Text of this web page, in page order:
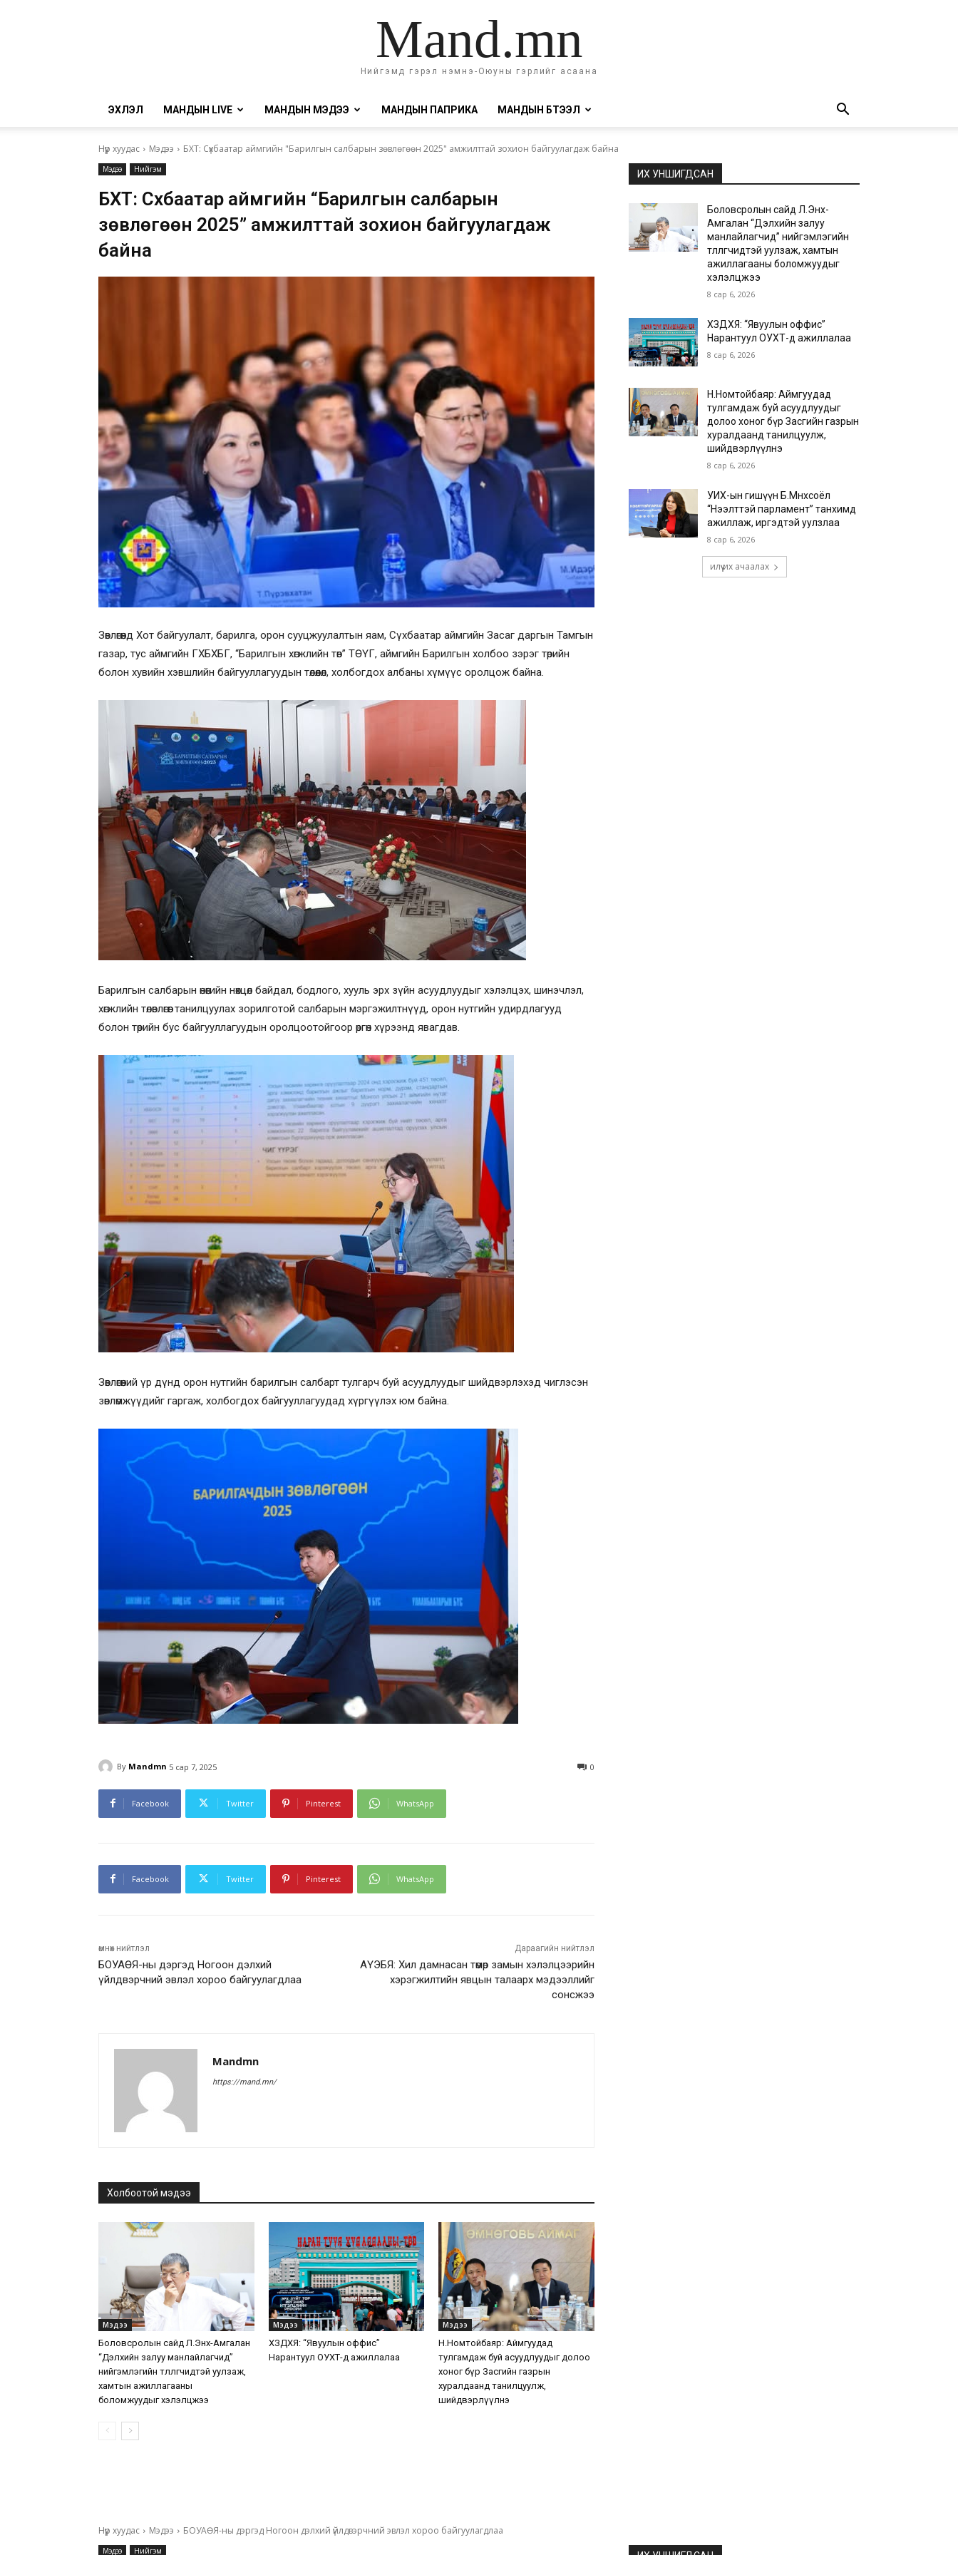
Mand.mn
Нийгэмд гэрэл нэмнэ-Оюуны гэрлийг асаана
ЭХЛЭЛ МАНДЫН LIVE МАНДЫН МЭДЭЭ МАНДЫН ПАПРИКА МАНДЫН БҮТЭЭЛ
Нүүр хуудас Мэдээ БХТ: Сүхбаатар аймгийн "Барилгын салбарын зөвлөгөөн 2025" амжилттай зохион байгуулагдаж байна
Мэдээ Нийгэм
БХТ: Сүхбаатар аймгийн “Барилгын салбарын
зөвлөгөөн 2025” амжилттай зохион байгуулагдаж
байна
Зөвлөгөөнд Хот байгуулалт, барилга, орон сууцжуулалтын яам, Сүхбаатар аймгийн Засаг даргын Тамгын
газар, тус аймгийн ГХБХБГ, “Барилгын хөгжлийн төв” ТӨҮГ, аймгийн Барилгын холбоо зэрэг төрийн
болон хувийн хэвшлийн байгууллагуудын төлөөлөл, холбогдох албаны хүмүүс оролцож байна.
Б️арилгын салбарын өнөөгийн нөхцөл байдал, бодлого, хууль эрх зүйн асуудлуудыг хэлэлцэх, шинэчлэл,
хөгжлийн төлөвлөгөөг танилцуулах зорилготой салбарын мэргэжилтнүүд, орон нутгийн удирдлагууд
болон төрийн бус байгууллагуудын оролцоотойгоор өргөн хүрээнд явагдав.
Зөвлөгөөний үр дүнд орон нутгийн барилгын салбарт тулгарч буй асуудлуудыг шийдвэрлэхэд чиглэсэн
зөвлөмжүүдийг гаргаж, холбогдох байгууллагуудад хүргүүлэх юм байна.
By Mandmn 5 сар 7, 2025 0
Facebook Twitter Pinterest WhatsApp
Facebook Twitter Pinterest WhatsApp
өмнөх нийтлэл
БОУАӨЯ-ны дэргэд Ногоон дэлхий
үйлдвэрчний эвлэл хороо байгуулагдлаа
Дараагийн нийтлэл
АҮЭБЯ: Хил дамнасан төмөр замын хэлэлцээрийн
хэрэгжилтийн явцын талаарх мэдээллийг
сонсжээ
Mandmn
https://mand.mn/
Холбоотой мэдээ
Мэдээ
Боловсролын сайд Л.Энх-Амгалан
“Дэлхийн залуу манлайлагчид”
нийгэмлэгийн төлөөлөгчидтэй уулзаж,
хамтын ажиллагааны
боломжуудыг хэлэлцжээ
Мэдээ
ХЗДХЯ: “Явуулын оффис”
Нарантуул ОУХТ-д ажиллалаа
Мэдээ
Н.Номтойбаяр: Аймгуудад
тулгамдаж буй асуудлуудыг долоо
хоног бүр Засгийн газрын
хуралдаанд танилцуулж,
шийдвэрлүүлнэ
ИХ УНШИГДСАН
Боловсролын сайд Л.Энх-
Амгалан “Дэлхийн залуу
манлайлагчид” нийгэмлэгийн
төлөөлөгчидтэй уулзаж, хамтын
ажиллагааны боломжуудыг
хэлэлцжээ
8 сар 6, 2026
ХЗДХЯ: “Явуулын оффис”
Нарантуул ОУХТ-д ажиллалаа
8 сар 6, 2026
Н.Номтойбаяр: Аймгуудад
тулгамдаж буй асуудлуудыг
долоо хоног бүр Засгийн газрын
хуралдаанд танилцуулж,
шийдвэрлүүлнэ
8 сар 6, 2026
УИХ-ын гишүүн Б.Мөнхсоёл
“Нээлттэй парламент” танхимд
ажиллаж, иргэдтэй уулзлаа
8 сар 6, 2026
илүү их ачаалах